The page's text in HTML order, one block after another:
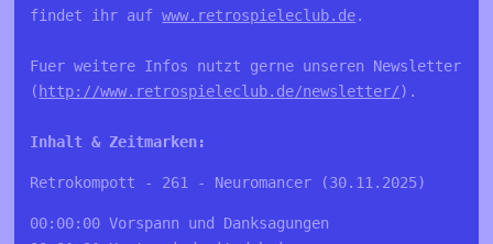
findet ihr auf www.retrospieleclub.de.
Fuer weitere Infos nutzt gerne unseren Newsletter
(http://www.retrospieleclub.de/newsletter/).
Inhalt & Zeitmarken:
Retrokompott - 261 - Neuromancer (30.11.2025)
00:00:00 Vorspann und Danksagungen